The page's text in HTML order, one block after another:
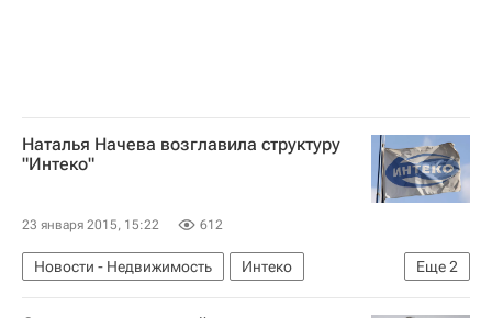
Наталья Начева возглавила структуру
"Интеко"
23 января 2015, 15:22 612
Еще2
Новости - Недвижимость
Интеко
Назначения
Россия